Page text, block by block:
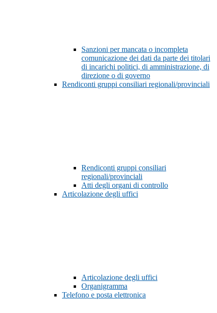
Sanzioni per mancata o incompleta
comunicazione dei dati da parte dei titolari
di incarichi politici, di amministrazione, di
direzione o di governo
Rendiconti gruppi consiliari regionali/provinciali
Rendiconti gruppi consiliari
regionali/provinciali
Atti degli organi di controllo
Articolazione degli uffici
Articolazione degli uffici
Organigramma
Telefono e posta elettronica